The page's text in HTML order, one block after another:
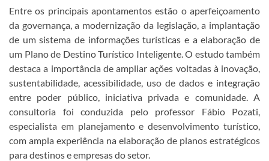
Entre os principais apontamentos estão o aperfeiçoamento
da governança, a modernização da legislação, a implantação
de um sistema de informações turísticas e a elaboração de
um Plano de Destino Turístico Inteligente. O estudo também
destaca a importância de ampliar ações voltadas à inovação,
sustentabilidade, acessibilidade, uso de dados e integração
entre poder público, iniciativa privada e comunidade. A
consultoria foi conduzida pelo professor Fábio Pozati,
especialista em planejamento e desenvolvimento turístico,
com ampla experiência na elaboração de planos estratégicos
para destinos e empresas do setor.